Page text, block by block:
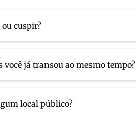
ou cuspir?
você já transou ao mesmo tempo?
local público?